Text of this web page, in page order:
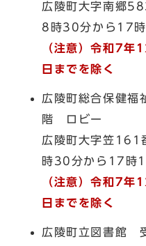
広陵町大字南郷
8時30分から17
（注意）令和7
日までを除く
広陵町総合保健
階 ロビー
広陵町大字笠
時30分から17時
（注意）令和7
日までを除く
広陵町立図書館